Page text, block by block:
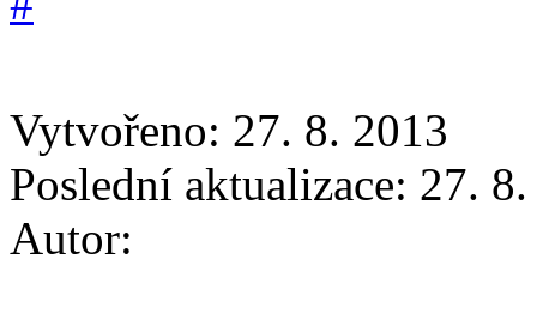
Vytvořeno: 27. 8. 2013
Poslední aktualizace: 27.
Autor: